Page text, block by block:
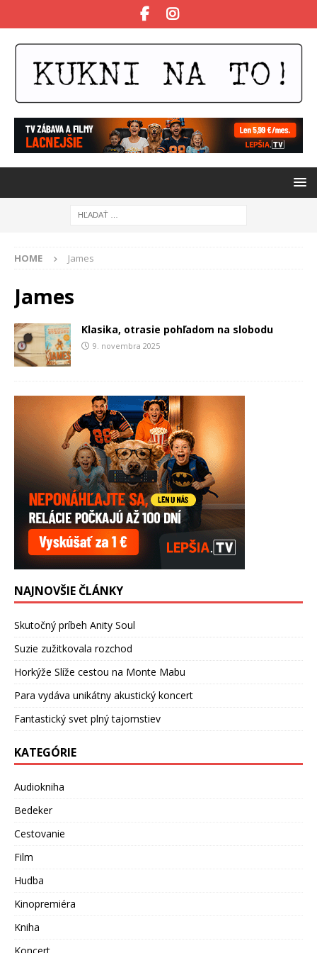
HOME James
James
Klasika, otrasie pohľadom na slobodu
9. novembra 2025
NAJNOVŠIE ČLÁNKY
Skutočný príbeh Anity Soul
Suzie zužitkovala rozchod
Horkýže Slíže cestou na Monte Mabu
Para vydáva unikátny akustický koncert
Fantastický svet plný tajomstiev
KATEGÓRIE
Audiokniha
Bedeker
Cestovanie
Film
Hudba
Kinopremiéra
Kniha
Koncert